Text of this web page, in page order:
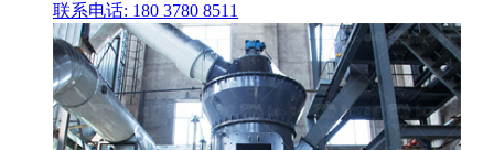
联系电话: 180 3780 8511